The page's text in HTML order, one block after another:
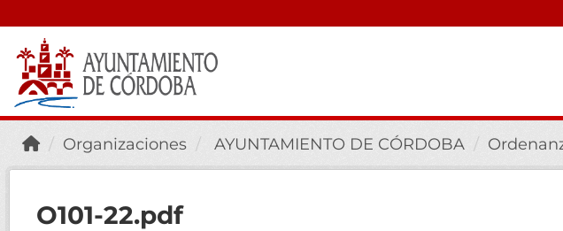
Organizaciones AYUNTAMIENTO DE CÓRDOBA
O101-22.pdf